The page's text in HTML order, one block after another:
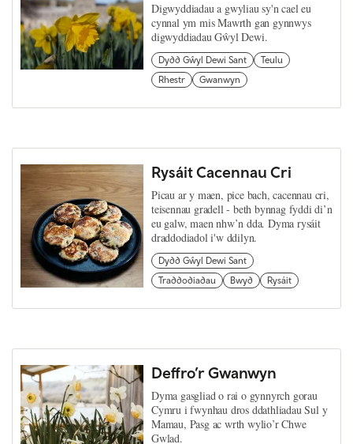
Digwyddiadau a gwyliau sy'n cael eu
cynnal ym mis Mawrth gan gynnwys
digwyddiadau Gŵyl Dewi.
Dydd Gŵyl Dewi Sant
Teulu
Rhestr
Gwanwyn
Rysáit Cacennau Cri
Picau ar y maen, pice bach, cacennau cri,
teisennau gradell - beth bynnag fyddi di’n
eu galw, maen nhw’n dda. Dyma rysáit
draddodiadol i'w ddilyn.
Dydd Gŵyl Dewi Sant
Traddodiadau
Bwyd Rysáit
Deffro’r Gwanwyn
Dyma gasgliad o rai o gynnyrch gorau
Cymru i fwynhau dros ddathliadau Sul y
Mamau, Pasg ac wrth wylio’r Chwe
Gwlad.